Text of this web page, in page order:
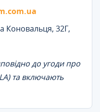
Коновальця, 32Г,
до угоди про
та включають